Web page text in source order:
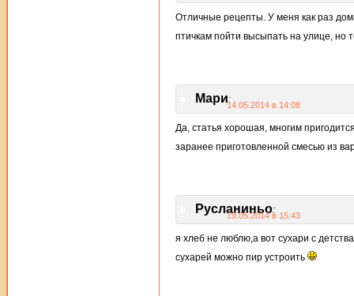
Отличные рецепты. У меня как раз
птичкам пойти высыпать на улице, но
Мари:
14.05.2014 в 14:08
Да, статья хорошая, многим
заранее приготовленной смесью из
Русланиньо:
19.05.2014 в 15:43
я хлеб не люблю,а вот сухари с
сухарей можно пир устроить